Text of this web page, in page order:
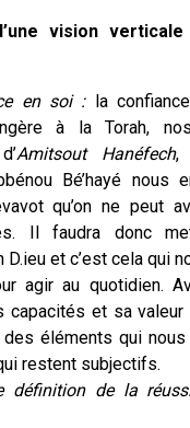
vision
en soi :la
à la Torah,
Amitsout Hanéfech,
Bé’hayé nous
qu’on ne peut
Il faudra donc
D.ieu et c’est cela qui
agir au quotidien.
capacités et sa valeur
éléments qui
restent subjectifs.
définition de la